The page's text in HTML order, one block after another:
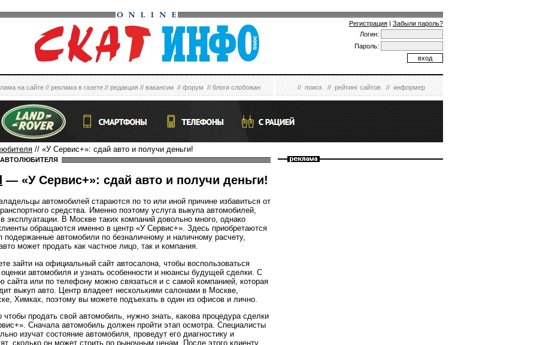
Регистрация | Забыли пароль?
Логин:
Пароль:
на сайте//реклама в газете//редакция//вакансии//форум//блоги слобожан //поиск//рейтинг сайтов//информер
// «У Сервис+»: сдай авто и получи деньги!
— «У Сервис+»: сдай авто и получи деньги!
автомобилей стараются по то или иной причине избавиться от
средства. Именно поэтому услуга выкупа автомобилей,
эксплуатации. В Москве таких компаний довольно много, однако
обращаются именно в центр «У Сервис+». Здесь приобретаются
подержанные автомобили по безналичному и наличному расчету,
может продать как частное лицо, так и компания.
зайти на официальный сайт автосалона, чтобы воспользоваться
автомобиля и узнать особенности и нюансы будущей сделки. С
сайта или по телефону можно связаться и с самой компанией, которая
выкуп авто. Центр владеет несколькими салонами в Москве,
Химках, поэтому вы можете подъехать в один из офисов и лично.
чтобы продать свой автомобиль, нужно знать, какова процедура сделки
Сначала автомобиль должен пройти этап осмотра. Специалисты
изучат состояние автомобиля, проведут его диагностику и
сколько он может стоить по рыночным ценам. После этого клиенту